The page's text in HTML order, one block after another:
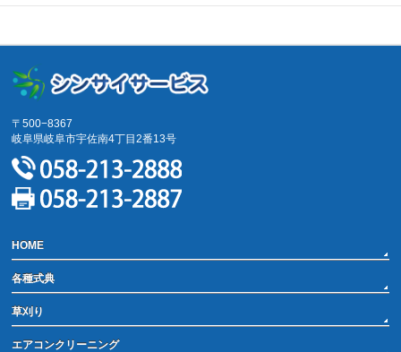
〒500−8367
岐阜県岐阜市宇佐南4丁目2番13号
HOME
各種式典
草刈り
エアコンクリーニング